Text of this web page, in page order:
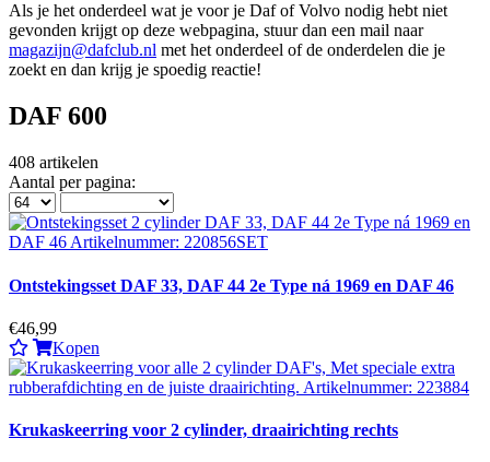
Als je het onderdeel wat je voor je Daf of Volvo nodig hebt niet
gevonden krijgt op deze webpagina, stuur dan een mail naar
magazijn@dafclub.nl met het onderdeel of de onderdelen die je
zoekt en dan krijg je spoedig reactie!
DAF 600
408 artikelen
Aantal per pagina:
Ontstekingsset DAF 33, DAF 44 2e Type ná 1969 en DAF 46
€46,99
Kopen
Krukaskeerring voor 2 cylinder, draairichting rechts